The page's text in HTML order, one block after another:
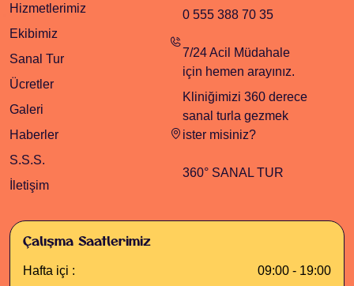
Hizmetlerimiz
Ekibimiz
Sanal Tur
Ücretler
Galeri
Haberler
S.S.S.
İletişim
0 555 388 70 35
7/24 Acil Müdahale
için hemen arayınız.
Kliniğimizi 360 derece
sanal turla gezmek
ister misiniz?
360° SANAL TUR
Çalışma Saatlerimiz
Hafta içi : 09:00 - 19:00